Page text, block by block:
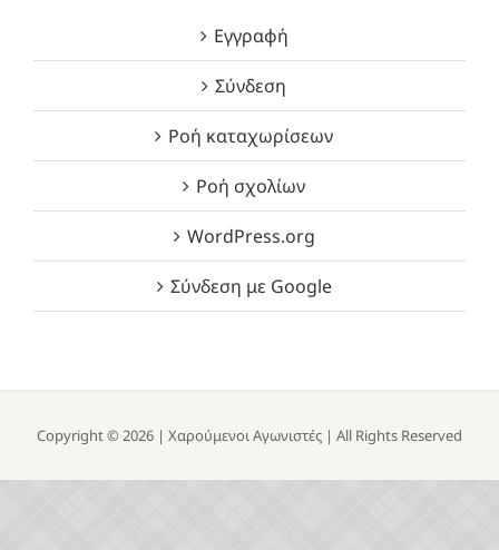
Εγγραφή
Σύνδεση
Ροή καταχωρίσεων
Ροή σχολίων
WordPress.org
Σύνδεση με Google
Copyright © 2026 | Χαρούμενοι Αγωνιστές | All Rights Reserved